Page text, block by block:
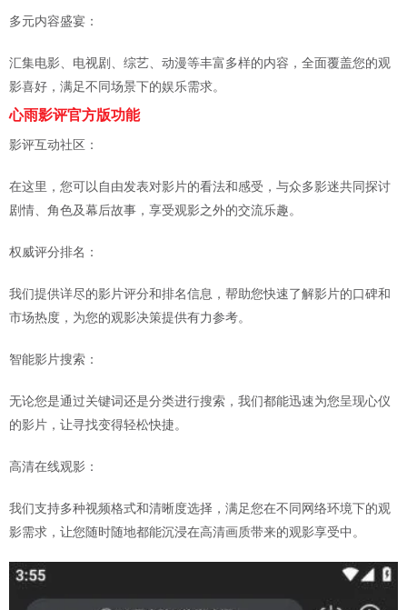
多元内容盛宴：
汇集电影、电视剧、综艺、动漫等丰富多样的内容，全面覆盖您的观
影喜好，满足不同场景下的娱乐需求。
心雨影评官方版功能
影评互动社区：
在这里，您可以自由发表对影片的看法和感受，与众多影迷共同探讨
剧情、角色及幕后故事，享受观影之外的交流乐趣。
权威评分排名：
我们提供详尽的影片评分和排名信息，帮助您快速了解影片的口碑和
市场热度，为您的观影决策提供有力参考。
智能影片搜索：
无论您是通过关键词还是分类进行搜索，我们都能迅速为您呈现心仪
的影片，让寻找变得轻松快捷。
高清在线观影：
我们支持多种视频格式和清晰度选择，满足您在不同网络环境下的观
影需求，让您随时随地都能沉浸在高清画质带来的观影享受中。